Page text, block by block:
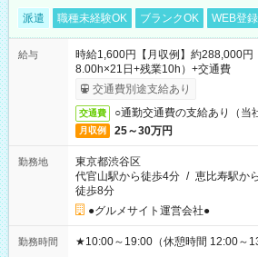
派遣 職種未経験OK ブランクOK WEB登
給与
時給1,600円【月収例】約288,000円
8.00h×21日+残業10h）+交通費
交通費別途支給あり
交通費 ○通勤交通費の支給あり（当
月収例 25～30万円
勤務地
東京都渋谷区
代官山駅から徒歩4分 / 恵比寿駅か
徒歩8分
●グルメサイト運営会社●
勤務時間 ★10:00～19:00（休憩時間 12:00～